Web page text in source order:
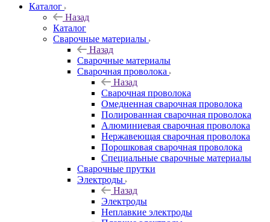
Каталог
Назад
Каталог
Сварочные материалы
Назад
Сварочные материалы
Сварочная проволока
Назад
Сварочная проволока
Омедненная сварочная проволока
Полированная сварочная проволока
Алюминиевая сварочная проволока
Нержавеющая сварочная проволока
Порошковая сварочная проволока
Специальные сварочные материалы
Сварочные прутки
Электроды
Назад
Электроды
Неплавкие электроды